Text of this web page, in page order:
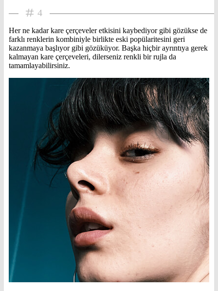
4
Her ne kadar kare çerçeveler etkisini kaybediyor gibi gözükse de
farklı renklerin kombiniyle birlikte eski popülaritesini geri
kazanmaya başlıyor gibi gözüküyor. Başka hiçbir ayrıntıya gerek
kalmayan kare çerçeveleri, dilerseniz renkli bir rujla da
tamamlayabilirsiniz.